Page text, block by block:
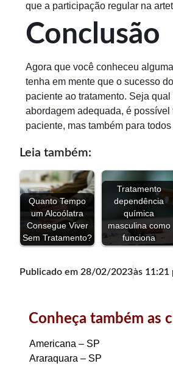
que a participação regular na
Conclusão
Agora que você conheceu
tenha em mente que o sucesso
paciente ao tratamento. Seja
abordagem adequada, é
paciente, mas também para
Leia também:
Quanto Tempo
um Alcoólatra
Consegue Viver
Sem Tratamento?
Tratamento
dependência
química
masculina como
funciona
Publicado em 28/02/2023às 11:21
Conheça também as
Americana – SP
Araraquara – SP